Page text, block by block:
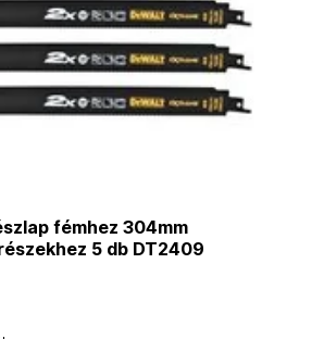
fémhez 304mm
5 db DT2409